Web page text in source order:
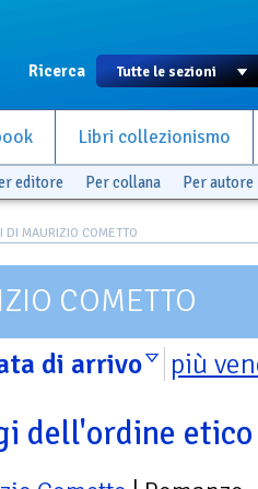
Ricerca
Libri collezionismo
editore Per collana Per autore
DI MAURIZIO COMETTO
COMETTO
di arrivo più
dell'ordine etico